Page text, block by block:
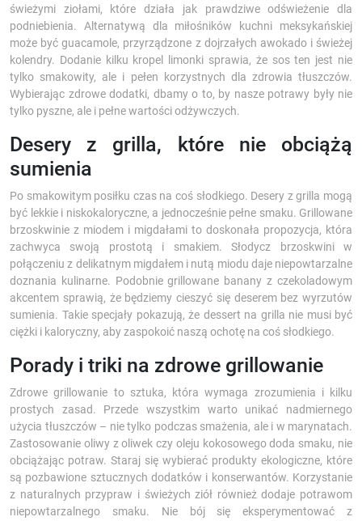
świeżymi ziołami, które działa jak prawdziwe odświeżenie dla
podniebienia. Alternatywą dla miłośników kuchni meksykańskiej
może być guacamole, przyrządzone z dojrzałych awokado i świeżej
kolendry. Dodanie kilku kropel limonki sprawia, że sos ten jest nie
tylko smakowity, ale i pełen korzystnych dla zdrowia tłuszczów.
Wybierając zdrowe dodatki, dbamy o to, by nasze potrawy były nie
tylko pyszne, ale i pełne wartości odżywczych.
Desery z grilla, które nie obciążą
sumienia
Po smakowitym posiłku czas na coś słodkiego. Desery z grilla mogą
być lekkie i niskokaloryczne, a jednocześnie pełne smaku. Grillowane
brzoskwinie z miodem i migdałami to doskonała propozycja, która
zachwyca swoją prostotą i smakiem. Słodycz brzoskwini w
połączeniu z delikatnym migdałem i nutą miodu daje niepowtarzalne
doznania kulinarne. Podobnie grillowane banany z czekoladowym
akcentem sprawią, że będziemy cieszyć się deserem bez wyrzutów
sumienia. Takie specjały pokazują, że dessert na grilla nie musi być
ciężki i kaloryczny, aby zaspokoić naszą ochotę na coś słodkiego.
Porady i triki na zdrowe grillowanie
Zdrowe grillowanie to sztuka, która wymaga zrozumienia i kilku
prostych zasad. Przede wszystkim warto unikać nadmiernego
użycia tłuszczów – nie tylko podczas smażenia, ale i w marynatach.
Zastosowanie oliwy z oliwek czy oleju kokosowego doda smaku, nie
obciążając potraw. Staraj się wybierać produkty ekologiczne, które
są pozbawione sztucznych dodatków i konserwantów. Korzystanie
z naturalnych przypraw i świeżych ziół również dodaje potrawom
niepowtarzalnego smaku. Nie bój się eksperymentować z